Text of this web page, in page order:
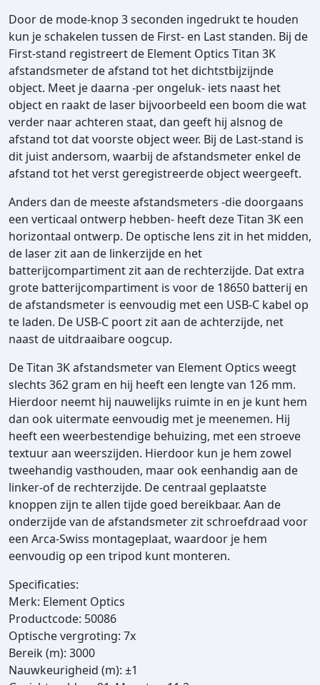
Door de mode-knop 3 seconden ingedrukt te houden
kun je schakelen tussen de First- en Last standen. Bij de
First-stand registreert de Element Optics Titan 3K
afstandsmeter de afstand tot het dichtstbijzijnde
object. Meet je daarna -per ongeluk- iets naast het
object en raakt de laser bijvoorbeeld een boom die wat
verder naar achteren staat, dan geeft hij alsnog de
afstand tot dat voorste object weer. Bij de Last-stand is
dit juist andersom, waarbij de afstandsmeter enkel de
afstand tot het verst geregistreerde object weergeeft.
Anders dan de meeste afstandsmeters -die doorgaans
een verticaal ontwerp hebben- heeft deze Titan 3K een
horizontaal ontwerp. De optische lens zit in het midden,
de laser zit aan de linkerzijde en het
batterijcompartiment zit aan de rechterzijde. Dat extra
grote batterijcompartiment is voor de 18650 batterij en
de afstandsmeter is eenvoudig met een USB-C kabel op
te laden. De USB-C poort zit aan de achterzijde, net
naast de uitdraaibare oogcup.
De Titan 3K afstandsmeter van Element Optics weegt
slechts 362 gram en hij heeft een lengte van 126 mm.
Hierdoor neemt hij nauwelijks ruimte in en je kunt hem
dan ook uitermate eenvoudig met je meenemen. Hij
heeft een weerbestendige behuizing, met een stroeve
textuur aan weerszijden. Hierdoor kun je hem zowel
tweehandig vasthouden, maar ook eenhandig aan de
linker-of de rechterzijde. De centraal geplaatste
knoppen zijn te allen tijde goed bereikbaar. Aan de
onderzijde van de afstandsmeter zit schroefdraad voor
een Arca-Swiss montageplaat, waardoor je hem
eenvoudig op een tripod kunt monteren.
Specificaties:
Merk: Element Optics
Productcode: 50086
Optische vergroting: 7x
Bereik (m): 3000
Nauwkeurigheid (m): ±1